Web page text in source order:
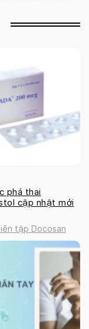
phá thai
cập nhật mới
tập Docosan